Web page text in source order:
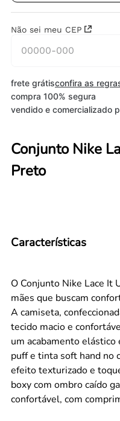
Não sei meu CEP
frete grátisconfira as
compra 100% segura
vendido e comercializado
Conjunto Nike
Preto
Características
O Conjunto Nike Lace It
mães que buscam
A camiseta,
tecido macio e
um acabamento
puff e tinta soft hand no
efeito texturizado e
boxy com ombro caído
confortável, com